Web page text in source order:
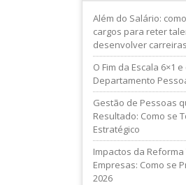
Além do Salário:
cargos para reter
desenvolver carreiras
O Fim da Escala 6×1
Departamento
Gestão de Pessoas
Resultado: Como se
Estratégico
Impactos da
Empresas: Como se
2026